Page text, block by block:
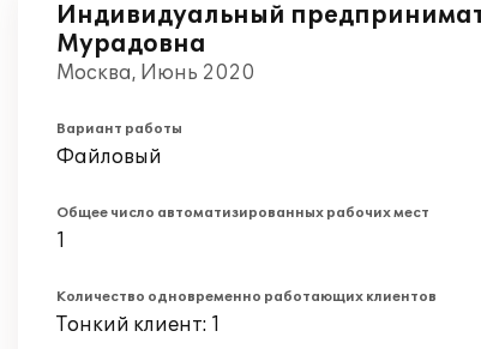
Индивидуальный
Мурадовна
Москва, Июнь 2020
Вариант работы
Файловый
Общее число автоматизированных рабочих мест
1
Количество одновременно работающих клиентов
Тонкий клиент: 1